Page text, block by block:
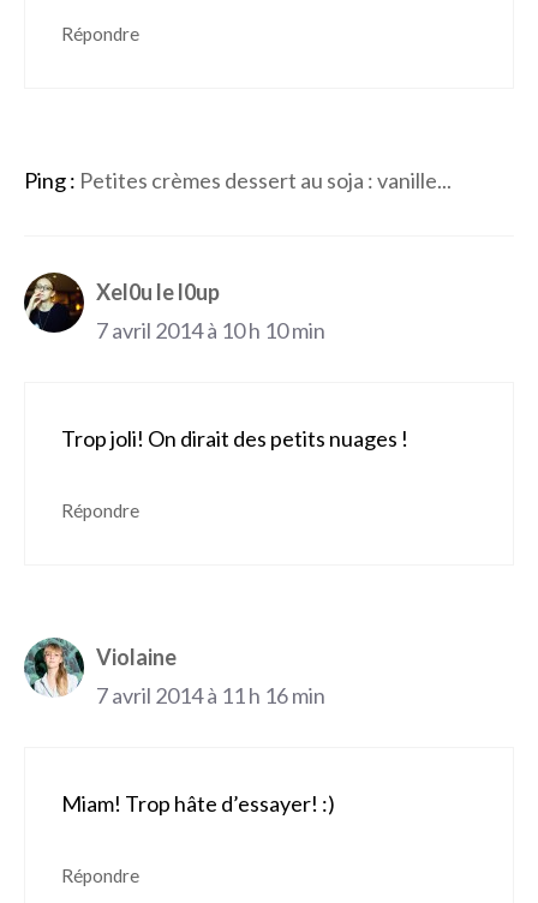
Répondre
Ping : Petites crèmes dessert au soja : vanille...
Xel0u le l0up
7 avril 2014 à 10 h 10 min
Trop joli! On dirait des petits nuages !
Répondre
Violaine
7 avril 2014 à 11 h 16 min
Miam! Trop hâte d’essayer! :)
Répondre